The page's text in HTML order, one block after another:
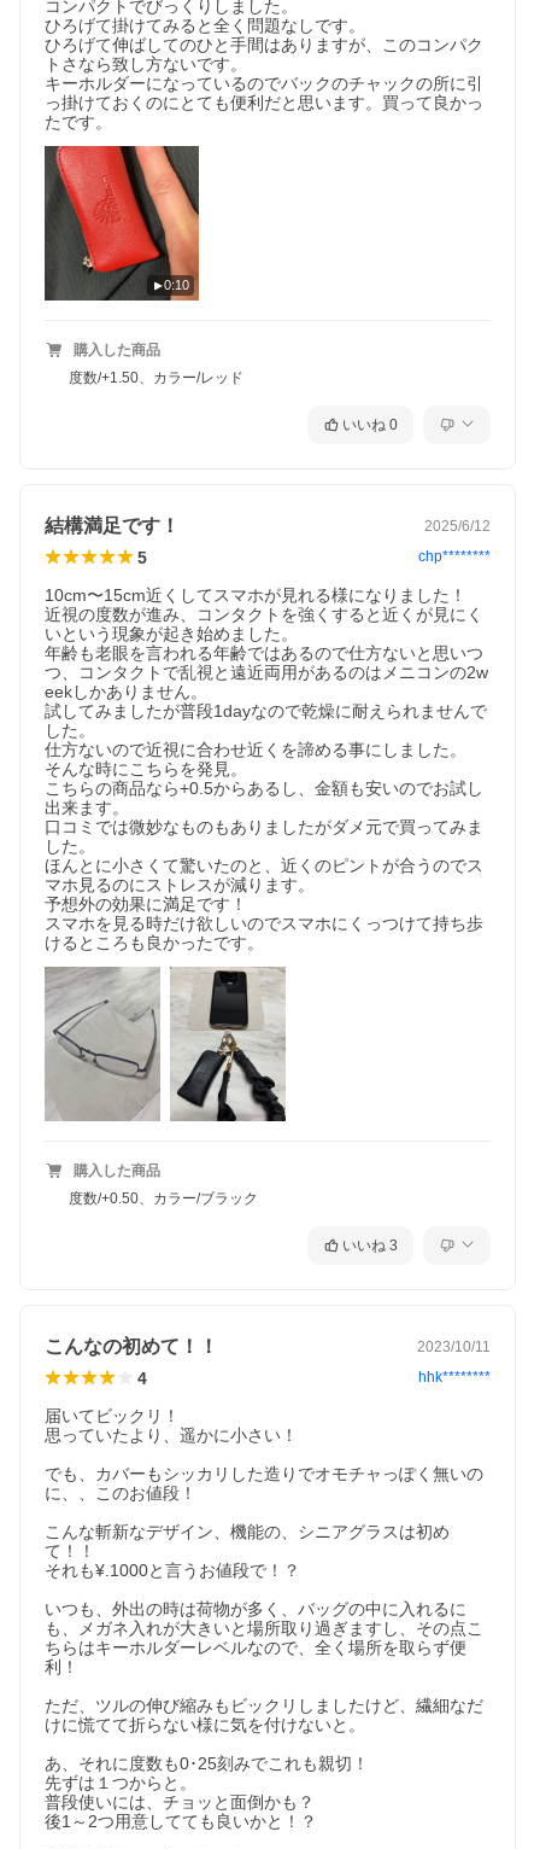
コンパクトでびっくりしました。
ひろげて掛けてみると全く問題なしです。
ひろげて伸ばしてのひと手間はありますが、このコンパク
トさなら致し方ないです。
キーホルダーになっているのでバックのチャックの所に引
っ掛けておくのにとても便利だと思います。買って良かっ
たです。
0:10
購入した商品
度数/+1.50、カラー/レッド
いいね 0
結構満足です！ 2025/6/12
5 chp********
10cm〜15cm近くしてスマホが見れる様になりました！
近視の度数が進み、コンタクトを強くすると近くが見にく
いという現象が起き始めました。
年齢も老眼を言われる年齢ではあるので仕方ないと思いつ
つ、コンタクトで乱視と遠近両用があるのはメニコンの2w
eekしかありません。
試してみましたが普段1dayなので乾燥に耐えられませんで
した。
仕方ないので近視に合わせ近くを諦める事にしました。
そんな時にこちらを発見。
こちらの商品なら+0.5からあるし、金額も安いのでお試し
出来ます。
口コミでは微妙なものもありましたがダメ元で買ってみま
した。
ほんとに小さくて驚いたのと、近くのピントが合うのでス
マホ見るのにストレスが減ります。
予想外の効果に満足です！
スマホを見る時だけ欲しいのでスマホにくっつけて持ち歩
けるところも良かったです。
購入した商品
度数/+0.50、カラー/ブラック
いいね 3
こんなの初めて！！ 2023/10/11
4 hhk********
届いてビックリ！
思っていたより、遥かに小さい！
でも、カバーもシッカリした造りでオモチャっぽく無いの
に、、このお値段！
こんな斬新なデザイン、機能の、シニアグラスは初め
て！！
それも¥.1000と言うお値段で！？
いつも、外出の時は荷物が多く、バッグの中に入れるに
も、メガネ入れが大きいと場所取り過ぎますし、その点こ
ちらはキーホルダーレベルなので、全く場所を取らず便
利！
ただ、ツルの伸び縮みもビックリしましたけど、繊細なだ
けに慌てて折らない様に気を付けないと。
あ、それに度数も0･25刻みでこれも親切！
先ずは１つからと。
普段使いには、チョッと面倒かも？
後1～2つ用意してても良いかと！？